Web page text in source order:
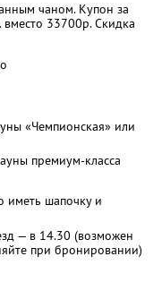
чаном. Купон за
33700р. Скидка
«Чемпионская» или
премиум-класса
иметь шапочку и
— в 14.30 (возможен
при бронировании)